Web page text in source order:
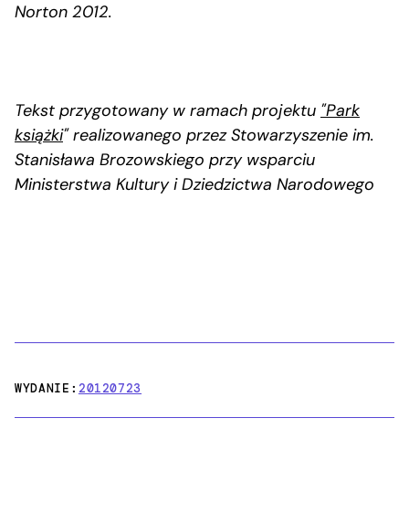
Norton 2012.
Tekst przygotowany w ramach projektu "Park
książki" realizowanego przez Stowarzyszenie im.
Stanisława Brozowskiego przy wsparciu
Ministerstwa Kultury i Dziedzictwa Narodowego
WYDANIE:20120723